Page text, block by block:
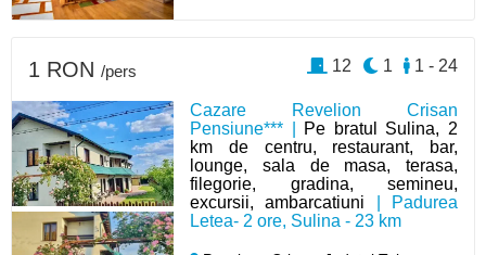
Cazare Revelion Crisan
Pensiune*** |
Pe bratul Sulina, 2
km de centru, restaurant, bar,
lounge, sala de masa, terasa,
filegorie, gradina, semineu,
excursii, ambarcatiuni | Padurea
Letea- 2 ore, Sulina - 23 km
1 RON /pers 1 - 24
1
12